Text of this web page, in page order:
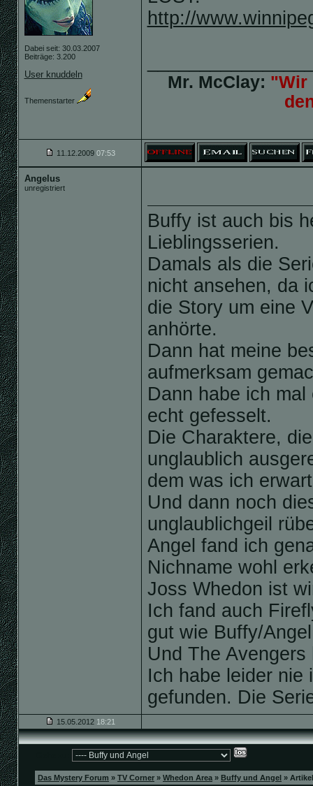
Dabei seit: 30.03.2007
Beiträge: 3.200
User knuddeln
Themenstarter
http://
Mr. McClay: "Wir
11.12.2009 07:53
Angelus
unregistriert
Buffy ist auch bis
Lieblingsserien.
Damals als die
nicht ansehen, da
die Story um eine
anhörte.
Dann hat meine
aufmerksam
Dann habe ich
echt gefesselt.
Die Charaktere,
unglaublich
dem was ich
Und dann noch
unglaublichgeil
Angel fand ich
Nichname wohl
Joss Whedon ist
Ich fand auch
gut wie Buffy/
Und The
Ich habe leider nie
gefunden. Die
15.05.2012 18:21
Das Mystery Forum » TV Corner » Whedon Area » Buffy und Angel »